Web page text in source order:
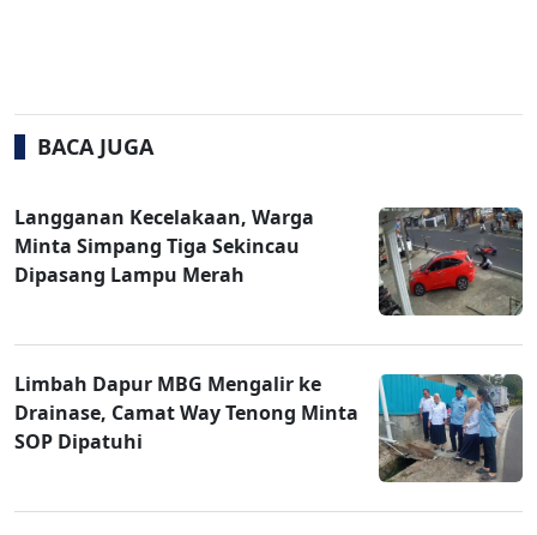
BACA JUGA
Langganan Kecelakaan, Warga
Minta Simpang Tiga Sekincau
Dipasang Lampu Merah
Limbah Dapur MBG Mengalir ke
Drainase, Camat Way Tenong Minta
SOP Dipatuhi